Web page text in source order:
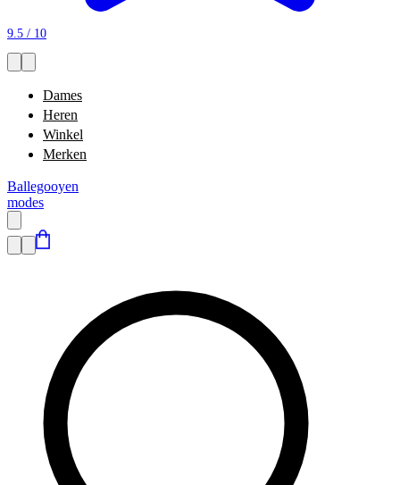
9.5 / 10
Dames
Heren
Winkel
Merken
Ballegooyen
modes